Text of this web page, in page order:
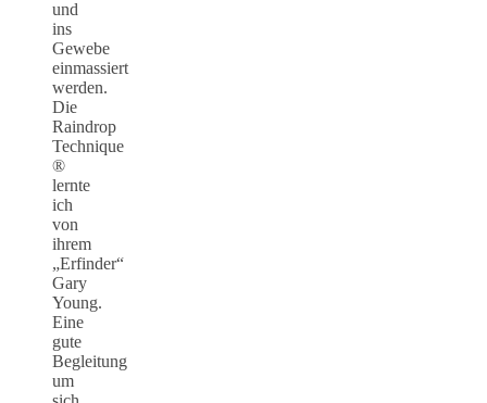
und
ins
Gewebe
einmassiert
werden.
Die
Raindrop
Technique
®
lernte
ich
von
ihrem
„Erfinder“
Gary
Young.
Eine
gute
Begleitung
um